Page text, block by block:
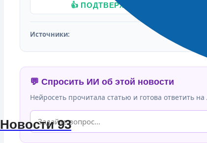
Новости 93
👍 ПОДТВЕРЖДАЮ ФАКТ
Источники:
💬 Спросить ИИ об этой новости
Нейросеть прочитала статью и готова ответить